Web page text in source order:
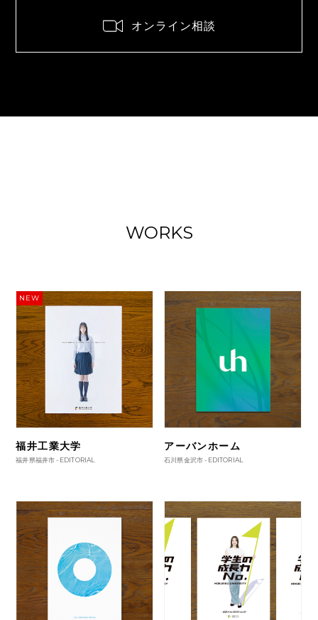
オンライン相談
WORKS
NEW
福井工業大学
福井県福井市 - EDITORIAL
アーバンホーム
石川県金沢市 - EDITORIAL